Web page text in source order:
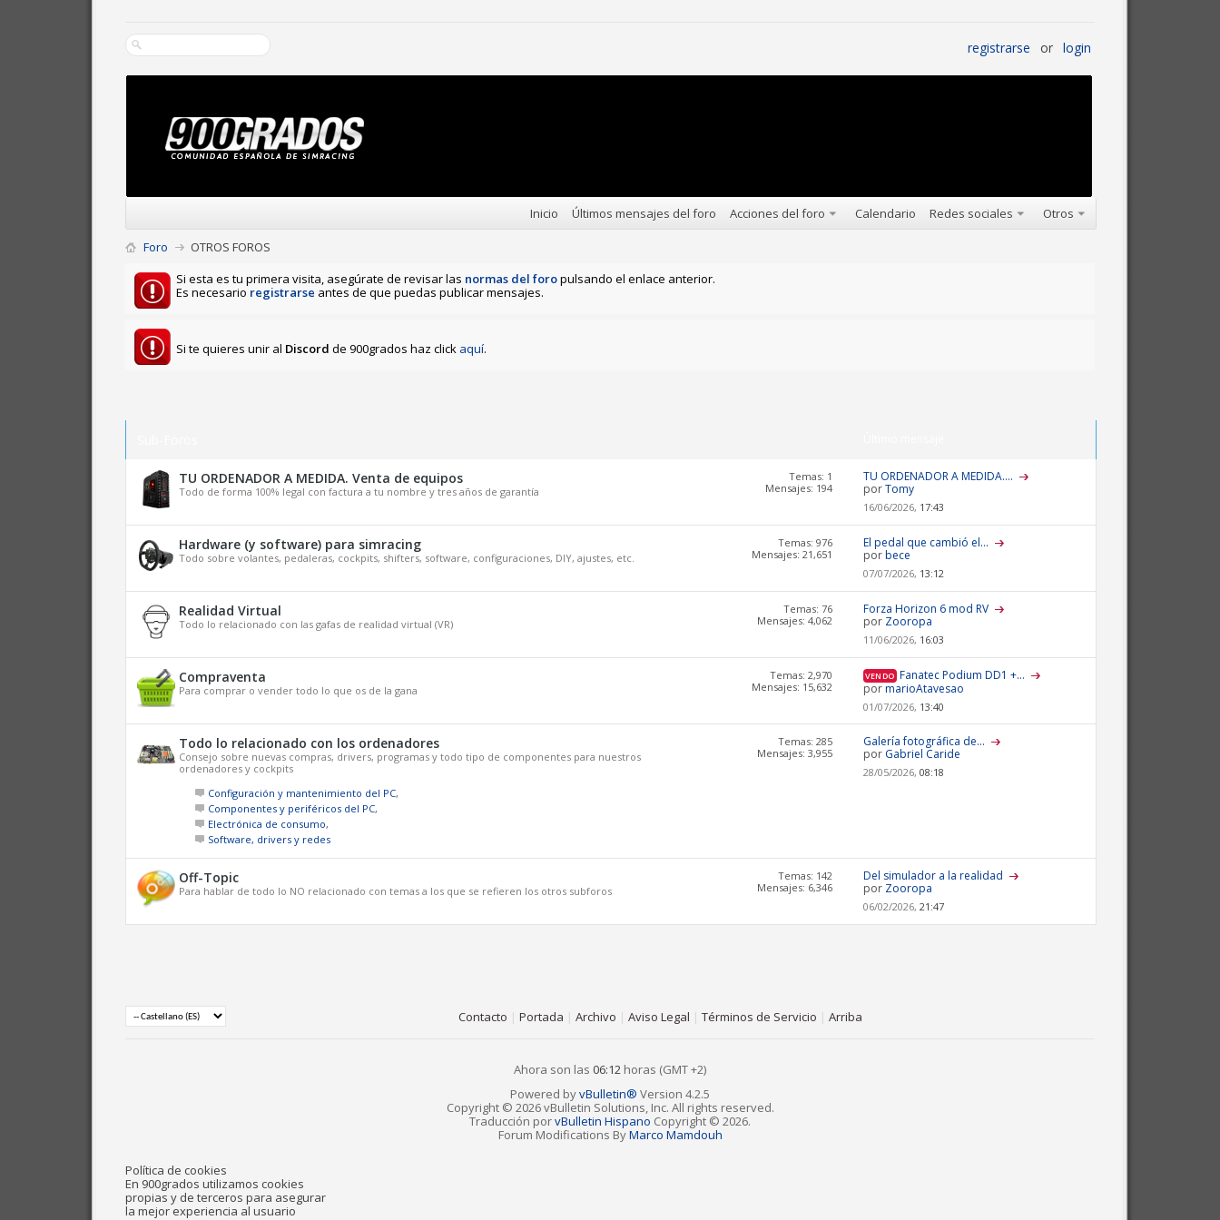
registrarse or login
Inicio Últimos mensajes del foro Acciones del foro Calendario Redes sociales Otros
Foro
OTROS FOROS
Si esta es tu primera visita, asegúrate de revisar las normas del foropulsando el enlace anterior.
Es necesario registrarse antes de que puedas publicar mensajes.
Si te quieres unir al Discord de 900grados haz click aquí.
TU ORDENADOR A MEDIDA. Venta de equipos
Todo de forma 100% legal con factura a tu nombre y tres años de garantía
Temas: 1
Mensajes: 194
TU ORDENADOR A MEDIDA....
porTomy
16/06/2026, 17:43
Hardware (y software) para simracing
Todo sobre volantes, pedaleras, cockpits, shifters, software, configuraciones, DIY, ajustes, etc.
Temas: 976
Mensajes: 21,651
El pedal que cambió el...
porbece
07/07/2026, 13:12
Realidad Virtual
Todo lo relacionado con las gafas de realidad virtual (VR)
Temas: 76
Mensajes: 4,062
Forza Horizon 6 mod RV
por Zooropa
11/06/2026, 16:03
Compraventa
Para comprar o vender todo lo que os de la gana
Temas: 2,970
Mensajes: 15,632
VENDO Fanatec Podium DD1 +...
pormarioAtavesao
01/07/2026, 13:40
Todo lo relacionado con los ordenadores
Consejo sobre nuevas compras, drivers, programas y todo tipo de componentes para nuestros
ordenadores y cockpits
Configuración y mantenimiento del PC,
Componentes y periféricos del PC,
Electrónica de consumo,
Software, drivers y redes
Temas: 285
Mensajes: 3,955
Galería fotográfica de...
por Gabriel Caride
28/05/2026, 08:18
Off-Topic
Para hablar de todo lo NO relacionado con temas a los que se refieren los otros subforos
Temas: 142
Mensajes: 6,346
Del simulador a la realidad
por Zooropa
06/02/2026, 21:47
Contacto | Portada | Archivo | Aviso Legal | Términos de Servicio | Arriba
Ahora son las 06:12 horas (GMT +2)
Powered byvBulletin® Version 4.2.5
Copyright © 2026 vBulletin Solutions, Inc. All rights reserved.
Traducción porvBulletin Hispano Copyright © 2026.
Forum Modifications ByMarco Mamdouh
Política de cookies
En 900grados utilizamos cookies
propias y de terceros para asegurar
la mejor experiencia al usuario